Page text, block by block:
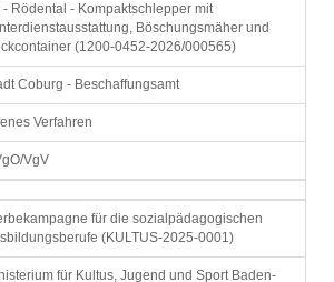
- Rödental - Kompaktschlepper mit
Böschungsmäher und
(1200-0452-2026/000565)
Coburg - Beschaffungsamt
Verfahren
VgV
für die sozialpädagogischen
(KULTUS-2025-0001)
für Kultus, Jugend und Sport Baden-